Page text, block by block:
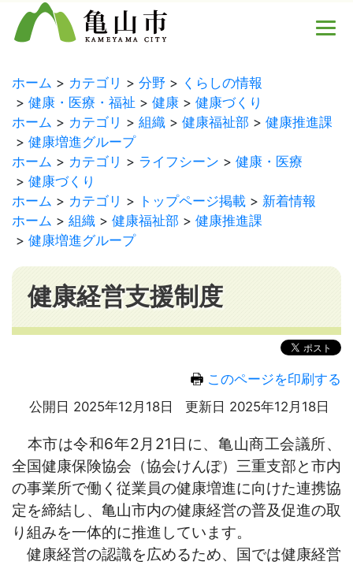
ホーム カテゴリ 分野
くらしの情報
健康・医療・福祉
健康
健康づくり
ホーム
カテゴリ 組織 健康福祉部
健康推進課
健康増進グループ
ホーム
カテゴリ ライフシーン
健康・医療
健康づくり
ホーム
カテゴリ トップページ掲載
新着情報
ホーム
組織 健康福祉部
健康推進課
健康増進グループ
健康経営支援制度
このページを印刷する
公開日 2025年12月18日
更新日 2025年12月18日
本市は令和6年2月21日に、亀山商工会議所、
全国健康保険協会（協会けんぽ）三重支部と市内
の事業所で働く従業員の健康増進に向けた連携協
定を締結し、亀山市内の健康経営の普及促進の取
り組みを一体的に推進しています。
健康経営の認識を広めるため、国では健康経営